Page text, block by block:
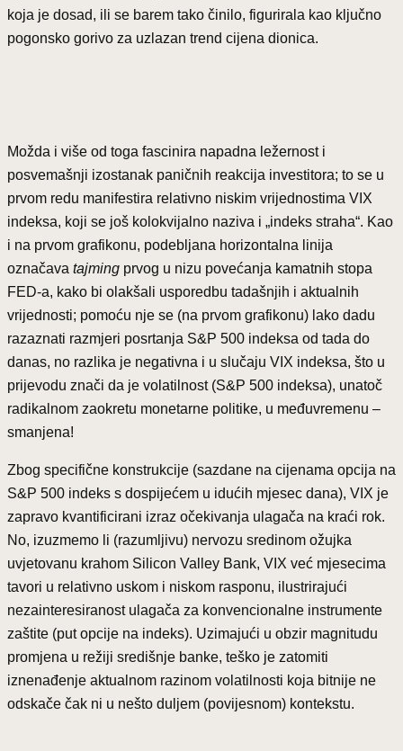
koja je dosad, ili se barem tako činilo, figurirala kao ključno
pogonsko gorivo za uzlazan trend cijena dionica.
Možda i više od toga fascinira napadna ležernost i
posvemašnji izostanak paničnih reakcija investitora; to se u
prvom redu manifestira relativno niskim vrijednostima VIX
indeksa, koji se još kolokvijalno naziva i „indeks straha“. Kao
i na prvom grafikonu, podebljana horizontalna linija
označava tajming prvog u nizu povećanja kamatnih stopa
FED-a, kako bi olakšali usporedbu tadašnjih i aktualnih
vrijednosti; pomoću nje se (na prvom grafikonu) lako dadu
razaznati razmjeri posrtanja S&P 500 indeksa od tada do
danas, no razlika je negativna i u slučaju VIX indeksa, što u
prijevodu znači da je volatilnost (S&P 500 indeksa), unatoč
radikalnom zaokretu monetarne politike, u međuvremenu –
smanjena!
Zbog specifične konstrukcije (sazdane na cijenama opcija na
S&P 500 indeks s dospijećem u idućih mjesec dana), VIX je
zapravo kvantificirani izraz očekivanja ulagača na kraći rok.
No, izuzmemo li (razumljivu) nervozu sredinom ožujka
uvjetovanu krahom Silicon Valley Bank, VIX već mjesecima
tavori u relativno uskom i niskom rasponu, ilustrirajući
nezainteresiranost ulagača za konvencionalne instrumente
zaštite (put opcije na indeks). Uzimajući u obzir magnitudu
promjena u režiji središnje banke, teško je zatomiti
iznenađenje aktualnom razinom volatilnosti koja bitnije ne
odskače čak ni u nešto duljem (povijesnom) kontekstu.